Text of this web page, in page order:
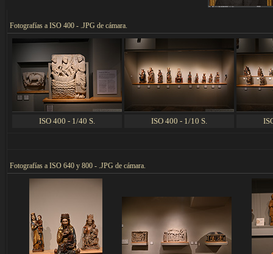
Fotografías a ISO 400 - .JPG de cámara.
ISO 400 - 1/40 S. ISO 400 - 1/10 S.
Fotografías a ISO 640 y 800 - .JPG de cámara.